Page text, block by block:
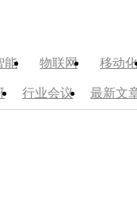
能 物联网 移动
行业会议 最新文